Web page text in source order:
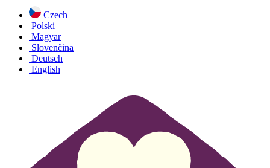
Czech
Polski
Magyar
Slovenčina
Deutsch
English